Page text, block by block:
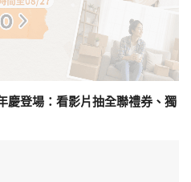
慶登場：看影片抽全聯禮券、獨